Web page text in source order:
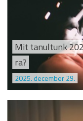
Mit tanultunk
ra?
2025. december 29.